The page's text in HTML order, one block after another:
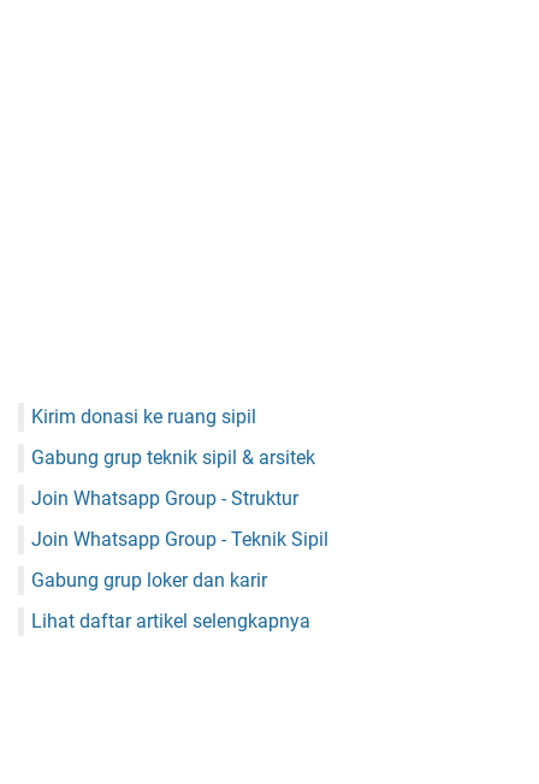
Kirim donasi ke ruang sipil
Gabung grup teknik sipil & arsitek
Join Whatsapp Group - Struktur
Join Whatsapp Group - Teknik Sipil
Gabung grup loker dan karir
Lihat daftar artikel selengkapnya